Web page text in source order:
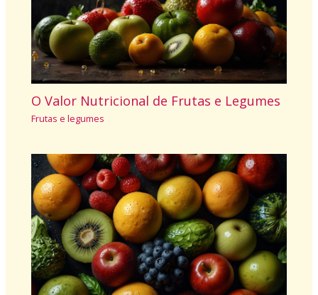
O Valor Nutricional de Frutas e Legumes
Frutas e legumes